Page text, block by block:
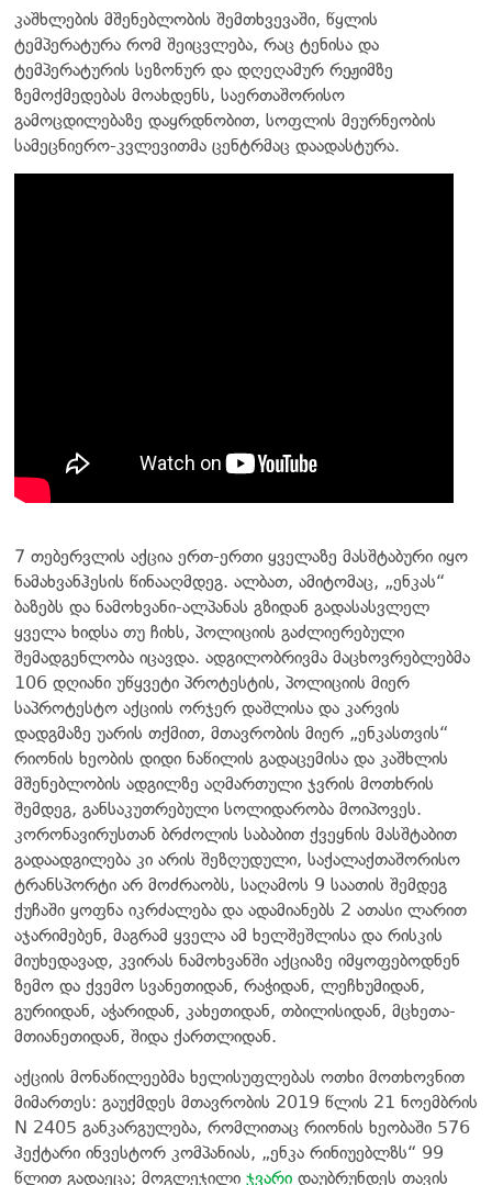
კაშხლების მშენებლობის შემთხვევაში, წყლის
ტემპერატურა რომ შეიცვლება, რაც ტენისა და
ტემპერატურის სეზონურ და დღეღამურ რეჟიმზე
ზემოქმედებას მოახდენს, საერთაშორისო
გამოცდილებაზე დაყრდნობით, სოფლის მეურნეობის
სამეცნიერო-კვლევითმა ცენტრმაც დაადასტურა.
7 თებერვლის აქცია ერთ-ერთი ყველაზე მასშტაბური იყო
ნამახვანჰესის წინააღმდეგ. ალბათ, ამიტომაც, „ენკას“
ბაზებს და ნამოხვანი-ალპანას გზიდან გადასასვლელ
ყველა ხიდსა თუ ჩიხს, პოლიციის გაძლიერებული
შემადგენლობა იცავდა. ადგილობრივმა მაცხოვრებლებმა
106 დღიანი უწყვეტი პროტესტის, პოლიციის მიერ
საპროტესტო აქციის ორჯერ დაშლისა და კარვის
დადგმაზე უარის თქმით, მთავრობის მიერ „ენკასთვის“
რიონის ხეობის დიდი ნაწილის გადაცემისა და კაშხლის
მშენებლობის ადგილზე აღმართული ჯვრის მოთხრის
შემდეგ, განსაკუთრებული სოლიდარობა მოიპოვეს.
კორონავირუსთან ბრძოლის საბაბით ქვეყნის მასშტაბით
გადაადგილება კი არის შეზღუდული, საქალაქთაშორისო
ტრანსპორტი არ მოძრაობს, საღამოს 9 საათის შემდეგ
ქუჩაში ყოფნა იკრძალება და ადამიანებს 2 ათასი ლარით
აჯარიმებენ, მაგრამ ყველა ამ ხელშეშლისა და რისკის
მიუხედავად, კვირას ნამოხვანში აქციაზე იმყოფებოდნენ
ზემო და ქვემო სვანეთიდან, რაჭიდან, ლეჩხუმიდან,
გურიიდან, აჭარიდან, კახეთიდან, თბილისიდან, მცხეთა-
მთიანეთიდან, შიდა ქართლიდან.
აქციის მონაწილეებმა ხელისუფლებას ოთხი მოთხოვნით
მიმართეს: გაუქმდეს მთავრობის 2019 წლის 21 ნოემბრის
N 2405 განკარგულება, რომლითაც რიონის ხეობაში 576
ჰექტარი ინვესტორ კომპანიას, „ენკა რინიუებლზს“ 99
წლით გადაეცა; მოგლეჯილი ჯვარი დაუბრუნდეს თავის